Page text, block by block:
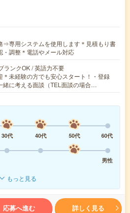
⇒専用システムを使用します＊見積もり書
・調整＊電話やメール対応
ランクOK / 英語力不要
＊未経験の方でも安心スタート！・登録
緒に考える面談（TEL面談の場合…
30代 40代 50代
60代
男性
もっと見る
応募へ進む 詳しく見る